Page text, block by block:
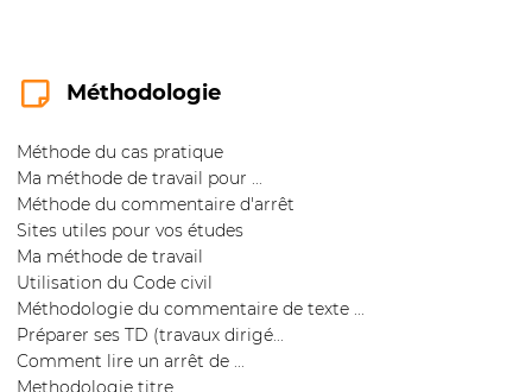
Méthodologie
Méthode du cas pratique
Ma méthode de travail pour ...
Méthode du commentaire d'arrêt
Sites utiles pour vos études
Ma méthode de travail
Utilisation du Code civil
Méthodologie du commentaire de texte ...
Préparer ses TD (travaux dirigé...
Comment lire un arrêt de ...
Methodologie titre